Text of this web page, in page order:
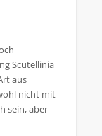
Scutellinia
aus
nicht mit
sein, aber